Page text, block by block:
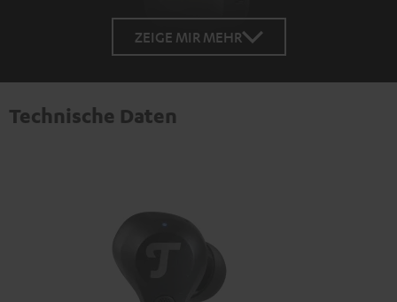
ZEIGE MIR MEHR
Technische Daten